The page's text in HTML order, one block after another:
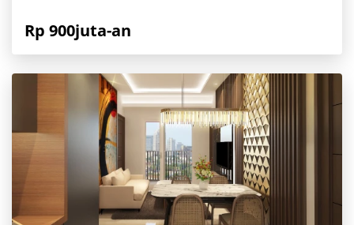
Rp 900juta-an